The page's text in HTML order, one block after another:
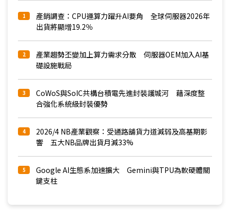
1
產銷調查：CPU運算力躍升AI要角 全球伺服器2026年
出貨將顯增19.2％
2
產業趨勢丕變加上算力需求分散 伺服器OEM加入AI基
礎設施戰局
3
CoWoS與SoIC共構台積電先進封裝護城河 藉深度整
合強化系統級封裝優勢
4
2026/4 NB產業觀察：受通路舖貨力道減弱及高基期影
響 五大NB品牌出貨月減33%
5
Google AI生態系加速擴大 Gemini與TPU為軟硬體關
鍵支柱